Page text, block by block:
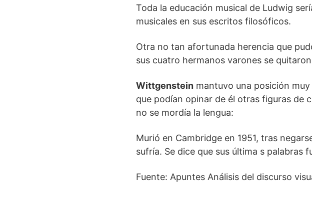
Toda la educación musical de Ludwig
musicales en sus escritos filosóficos.
Otra no tan afortunada herencia que
sus cuatro hermanos varones se
Wittgenstein mantuvo una posición
que podían opinar de él otras figuras de
no se mordía la lengua:
Murió en Cambridge en 1951, tras
sufría. Se dice que sus última s palabras
Fuente: Apuntes Análisis del discurso